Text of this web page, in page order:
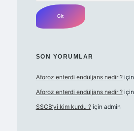
SON YORUMLAR
Aforoz enterdi endüljans nedir ?için
Aforoz enterdi endüljans nedir ?için
SSCB’yi kim kurdu ?için admin